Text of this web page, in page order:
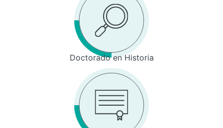
Doctorado en Historia